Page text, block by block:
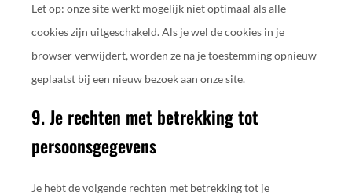
Let op: onze site werkt mogelijk niet optimaal als alle
cookies zijn uitgeschakeld. Als je wel de cookies in je
browser verwijdert, worden ze na je toestemming opnieuw
geplaatst bij een nieuw bezoek aan onze site.
9. Je rechten met betrekking tot
persoonsgegevens
Je hebt de volgende rechten met betrekking tot je